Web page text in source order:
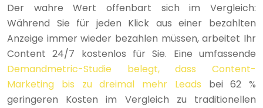
Der wahre Wert offenbart sich im Vergleich:
Während Sie für jeden Klick aus einer bezahlten
Anzeige immer wieder bezahlen müssen, arbeitet Ihr
Content 24/7 kostenlos für Sie. Eine umfassende
Demandmetric-Studie belegt, dass Content-
Marketing bis zu dreimal mehr Leads bei 62 %
geringeren Kosten im Vergleich zu traditionellen